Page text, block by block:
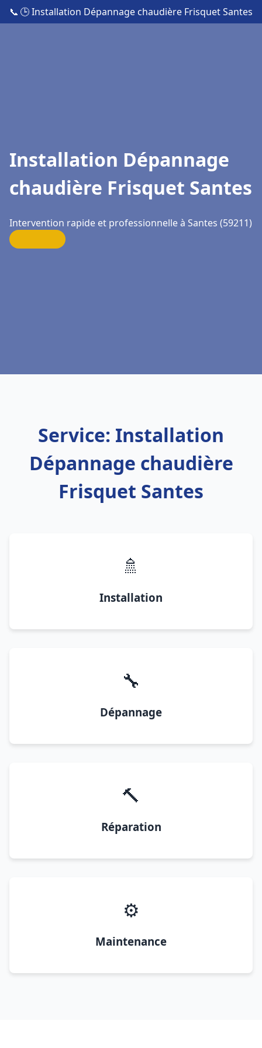
📞 🕒 Installation Dépannage chaudière Frisquet Santes
Installation Dépannage
chaudière Frisquet Santes
Intervention rapide et professionnelle à Santes (59211)
Service: Installation
Dépannage chaudière
Frisquet Santes
🚿
Installation
🔧
Dépannage
🔨
Réparation
⚙️
Maintenance